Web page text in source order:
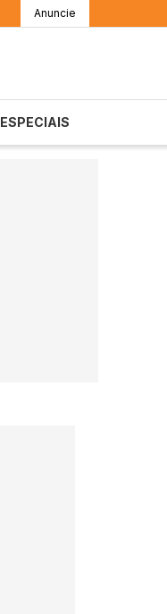
Anuncie
ESPECIAIS